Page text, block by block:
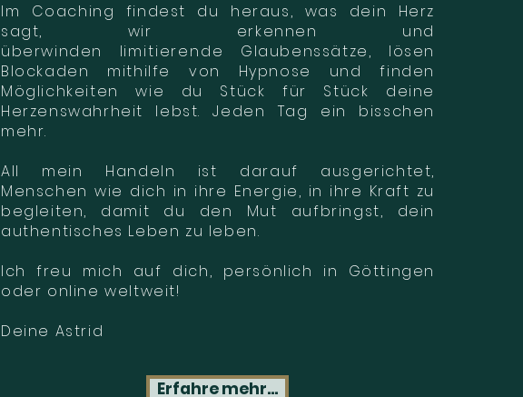
Im Coaching findest du heraus, was dein Herz
sagt, wir erkennen und
überwinden limitierende
Glaubenssätze, lösen
Blockaden mithilfe von Hypnose und finden
Möglichkeiten wie du Stück für Stück deine
Herzenswahrheit lebst. Jeden Tag ein bisschen
mehr.
All mein Handeln ist darauf ausgerichtet,
Menschen wie dich in ihre Energie, in ihre Kraft zu
begleiten, damit du den Mut aufbringst, dein
authentisches Leben zu leben.
Ich freu mich auf dich, persönlich in Göttingen
oder online weltweit!
Deine Astrid
Erfahre mehr...